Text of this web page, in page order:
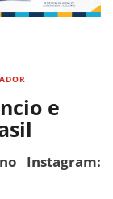
e
Instagram: